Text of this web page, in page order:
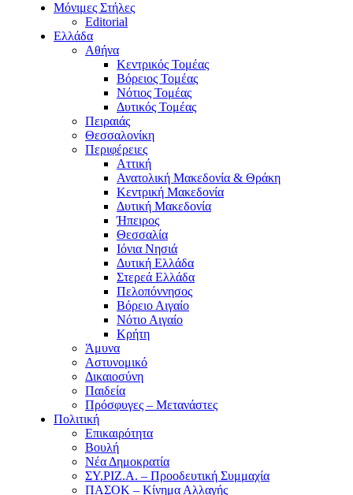
Μόνιμες Στήλες
Editorial
Ελλάδα
Αθήνα
Κεντρικός Τομέας
Βόρειος Τομέας
Νότιος Τομέας
Δυτικός Τομέας
Πειραιάς
Θεσσαλονίκη
Περιφέρειες
Αττική
Ανατολική Μακεδονία & Θράκη
Κεντρική Μακεδονία
Δυτική Μακεδονία
Ήπειρος
Θεσσαλία
Ιόνια Νησιά
Δυτική Ελλάδα
Στερεά Ελλάδα
Πελοπόννησος
Βόρειο Αιγαίο
Νότιο Αιγαίο
Κρήτη
Άμυνα
Αστυνομικό
Δικαιοσύνη
Παιδεία
Πρόσφυγες – Μετανάστες
Πολιτική
Επικαιρότητα
Βουλή
Νέα Δημοκρατία
ΣΥ.ΡΙΖ.Α. – Προοδευτική Συμμαχία
ΠΑΣΟΚ – Κίνημα Αλλαγής